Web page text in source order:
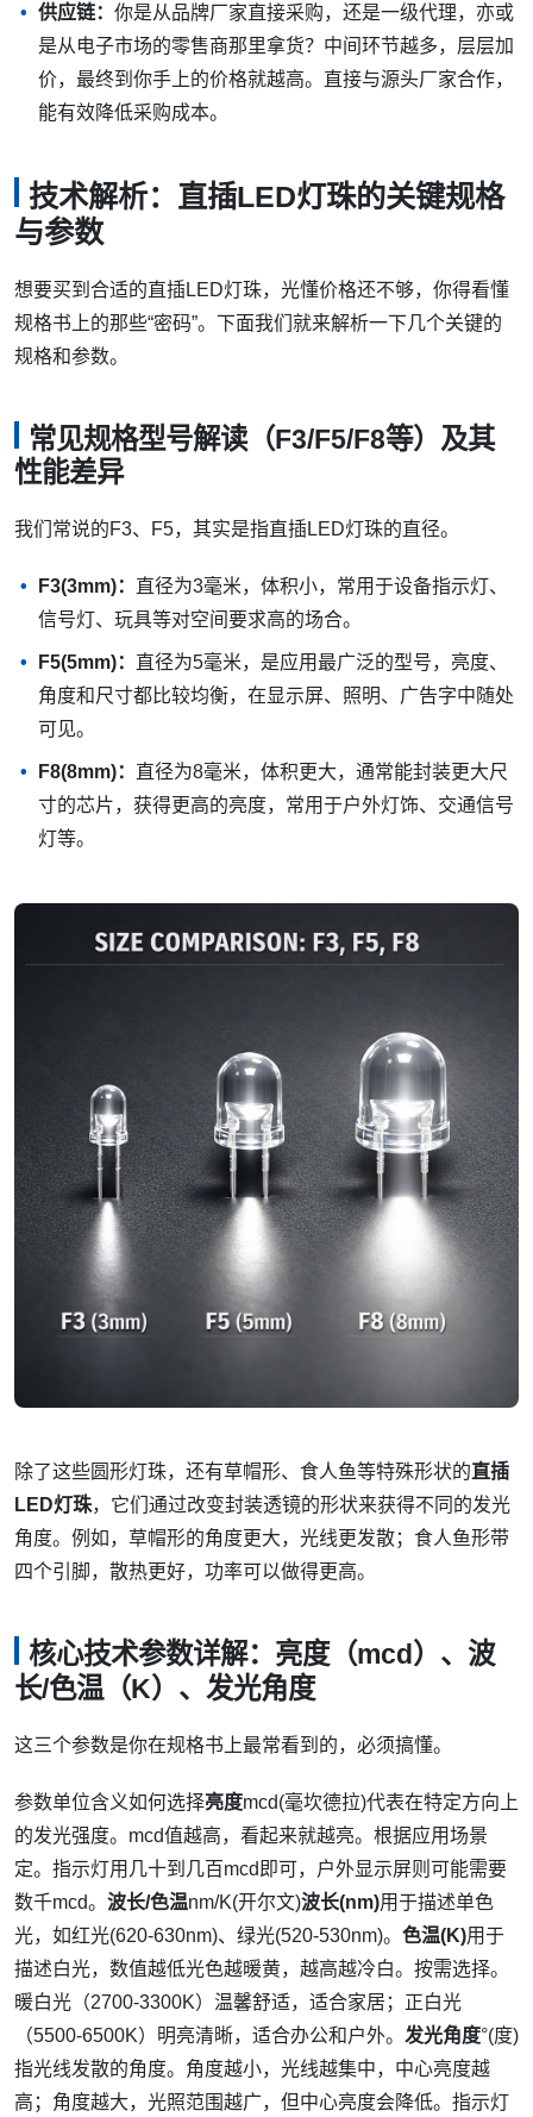
供应链： 你是从品牌厂家直接采购，还是一级代理，亦或
是从电子市场的零售商那里拿货？中间环节越多，层层加
价，最终到你手上的价格就越高。直接与源头厂家合作，
能有效降低采购成本。
技术解析：直插LED灯珠的关键规格
与参数
想要买到合适的直插LED灯珠，光懂价格还不够，你得看懂
规格书上的那些“密码”。下面我们就来解析一下几个关键的
规格和参数。
常见规格型号解读（F3/F5/F8等）及其
性能差异
我们常说的F3、F5，其实是指直插LED灯珠的直径。
F3(3mm)： 直径为3毫米，体积小，常用于设备指示灯、
信号灯、玩具等对空间要求高的场合。
F5(5mm)： 直径为5毫米，是应用最广泛的型号，亮度、
角度和尺寸都比较均衡，在显示屏、照明、广告字中随处
可见。
F8(8mm)： 直径为8毫米，体积更大，通常能封装更大尺
寸的芯片，获得更高的亮度，常用于户外灯饰、交通信号
灯等。
除了这些圆形灯珠，还有草帽形、食人鱼等特殊形状的直插
LED灯珠，它们通过改变封装透镜的形状来获得不同的发光
角度。例如，草帽形的角度更大，光线更发散；食人鱼形带
四个引脚，散热更好，功率可以做得更高。
核心技术参数详解：亮度（mcd）、波
长/色温（K）、发光角度
这三个参数是你在规格书上最常看到的，必须搞懂。
参数单位含义如何选择亮度mcd(毫坎德拉)代表在特定方向上
的发光强度。mcd值越高，看起来就越亮。 根据应用场景
定。指示灯用几十到几百mcd即可，户外显示屏则可能需要
数千mcd。 波长/色温nm/K(开尔文)波长(nm)用于描述单色
光，如红光(620-630nm)、绿光(520-530nm)。 色温(K)用于
描述白光，数值越低光色越暖黄，越高越冷白。 按需选择。
暖白光（2700-3300K）温馨舒适，适合家居；正白光
（5500-6500K）明亮清晰，适合办公和户外。 发光角度°(度)
指光线发散的角度。角度越小，光线越集中，中心亮度越
高；角度越大，光照范围越广，但中心亮度会降低。 指示灯